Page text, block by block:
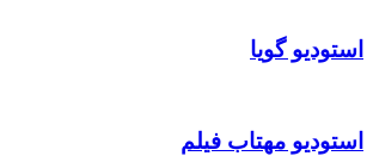
استودیو گویا
استودیو مهتاب فیلم